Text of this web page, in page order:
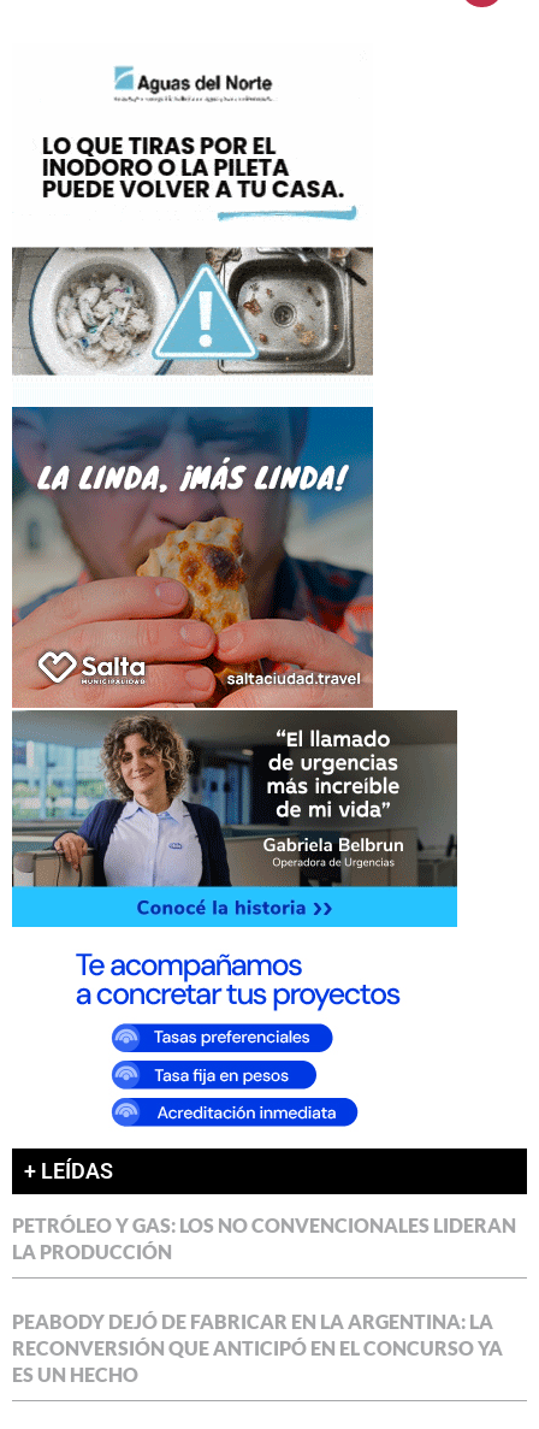
+ LEÍDAS
PETRÓLEO Y GAS: LOS NO CONVENCIONALES LIDERAN
LA PRODUCCIÓN
PEABODY DEJÓ DE FABRICAR EN LA ARGENTINA: LA
RECONVERSIÓN QUE ANTICIPÓ EN EL CONCURSO YA
ES UN HECHO